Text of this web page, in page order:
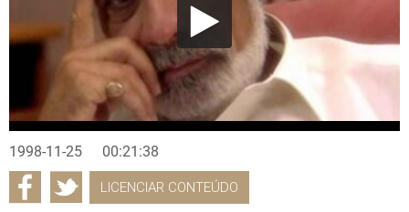
1998-11-25 00:21:38
LICENCIAR CONTEÚDO